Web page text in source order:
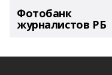
Фотобанк
журналистов РБ